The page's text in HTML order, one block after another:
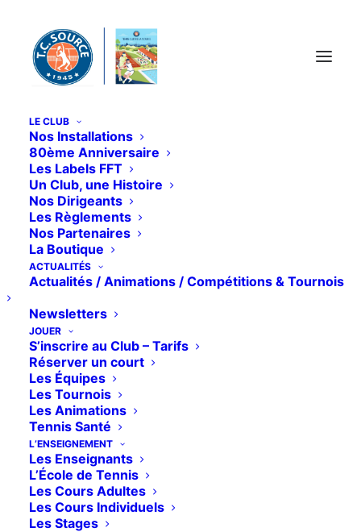
LE CLUB
Nos Installations
80ème Anniversaire
Les Labels FFT
Un Club, une Histoire
Nos Dirigeants
Les Règlements
Nos Partenaires
La Boutique
ACTUALITÉS
Actualités / Animations / Compétitions & Tournois
Newsletters
JOUER
S’inscrire au Club – Tarifs
Réserver un court
Les Équipes
Les Tournois
Les Animations
Tennis Santé
L’ENSEIGNEMENT
Les Enseignants
L’École de Tennis
Les Cours Adultes
Les Cours Individuels
Les Stages
Mois : décembre
2025